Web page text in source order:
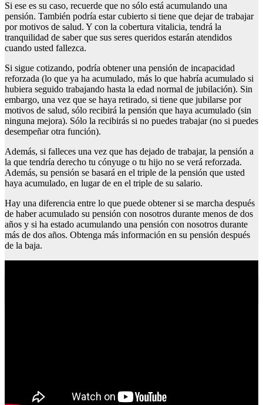
Si ese es su caso, recuerde que no sólo está acumulando una
pensión. También podría estar cubierto si tiene que dejar de trabajar
por motivos de salud. Y con la cobertura vitalicia, tendrá la
tranquilidad de saber que sus seres queridos estarán atendidos
cuando usted fallezca.
Si sigue cotizando, podría obtener una pensión de incapacidad
reforzada (lo que ya ha acumulado, más lo que habría acumulado si
hubiera seguido trabajando hasta la edad normal de jubilación). Sin
embargo, una vez que se haya retirado, si tiene que jubilarse por
motivos de salud, sólo recibirá la pensión que haya acumulado (sin
ninguna mejora). Sólo la recibirás si no puedes trabajar (no si puedes
desempeñar otra función).
Además, si falleces una vez que has dejado de trabajar, la pensión a
la que tendría derecho tu cónyuge o tu hijo no se verá reforzada.
Además, su pensión se basará en el triple de la pensión que usted
haya acumulado, en lugar de en el triple de su salario.
Hay una diferencia entre lo que puede obtener si se marcha después
de haber acumulado su pensión con nosotros durante menos de dos
años y si ha estado acumulando una pensión con nosotros durante
más de dos años. Obtenga más información en su pensión después
de la baja.